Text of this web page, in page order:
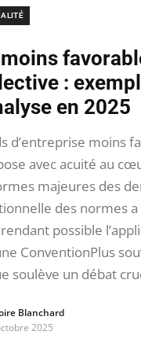
:
en 2025
d’entreprise moins
avec acuité au
majeures des
des normes
possible
ConventionPlus
soulève un débat
Blanchard
2025